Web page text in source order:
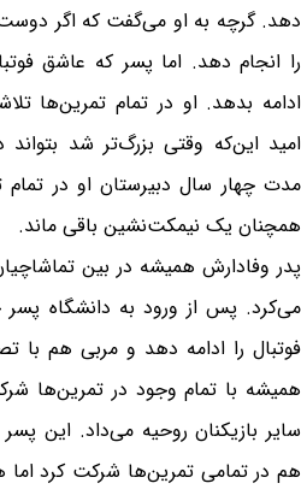
دهد. گرچه به او می‌گفت که اگر دوست
را انجام دهد. اما پسر که عاشق
ادامه بدهد. او در تمام تمرین‌ها
امید این‌که وقتی بزرگ‌تر شد
مدت چهار سال دبیرستان او در
همچنان یک نیمکت‌نشین باقی ماند.
پدر وفادارش همیشه در بین
می‌کرد. پس از ورود به دانشگاه
فوتبال را ادامه دهد و مربی هم با
همیشه با تمام وجود در تمرین‌ها
سایر بازیکنان روحیه می‌داد. این
هم در تمامی ‌تمرین‌ها شرکت کرد اما